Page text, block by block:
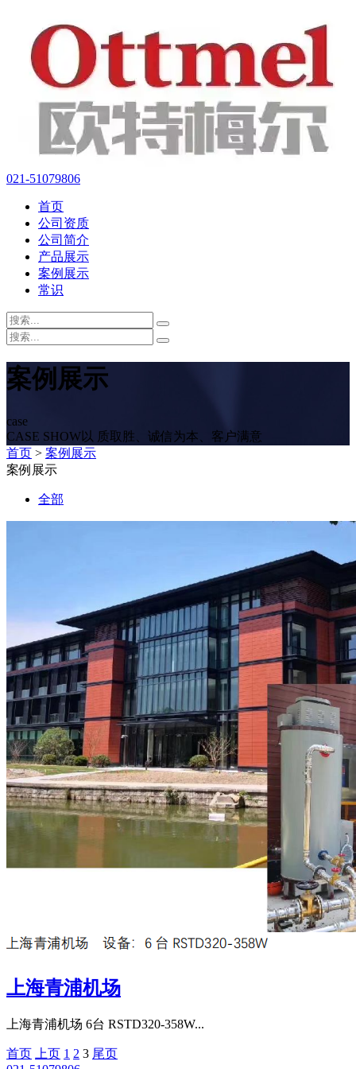
021-51079806
首页
公司资质
公司简介
产品展示
案例展示
常识
案例展示
case
CASE SHOW以 质取胜、诚信为本、客户满意
首页 > 案例展示
案例展示
全部
上海青浦机场
上海青浦机场 6台 RSTD320-358W...
首页️ 上页 1 2 3 尾页